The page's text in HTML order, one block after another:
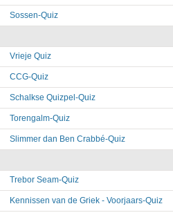
Sossen-Quiz
Vrieje Quiz
CCG-Quiz
Schalkse Quizpel-Quiz
Torengalm-Quiz
Slimmer dan Ben Crabbé-Quiz
Trebor Seam-Quiz
Kennissen van de Griek - Voorjaars-Quiz